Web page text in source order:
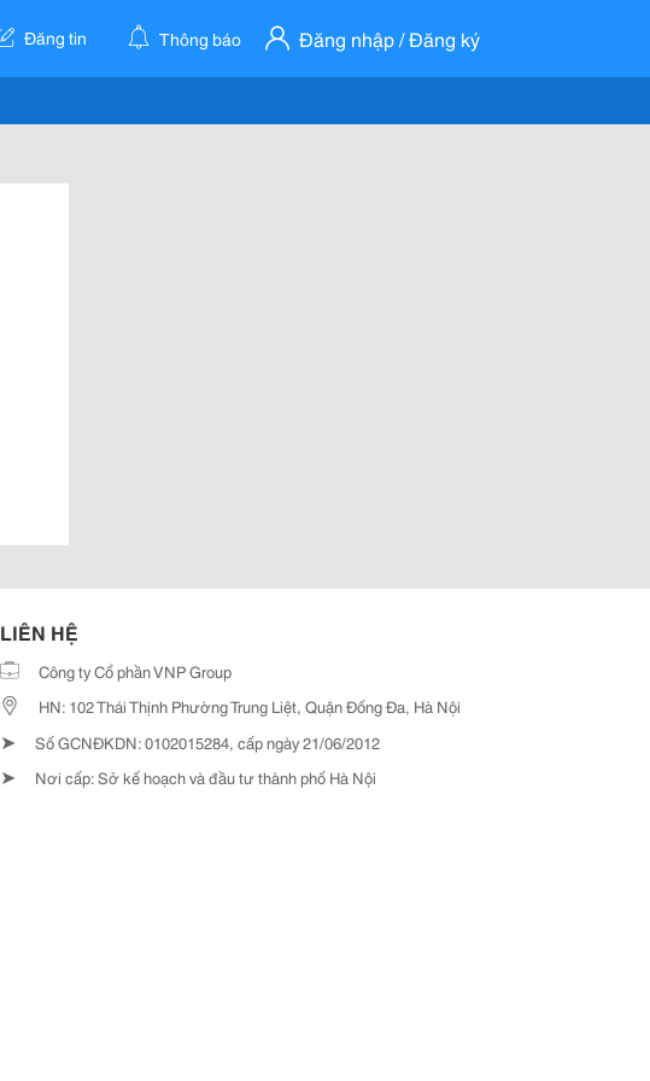
Đăng tin Thông báo Đăng nhập / Đăng ký
LIÊN HỆ
Công ty Cổ phần VNP Group
HN: 102 Thái Thịnh Phường Trung Liệt, Quận Đống Đa, Hà Nội
➤ Số GCNĐKDN: 0102015284, cấp ngày 21/06/2012
➤ Nơi cấp: Sở kế hoạch và đầu tư thành phố Hà Nội